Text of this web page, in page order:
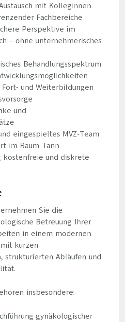
mit Kolleginnen
Fachbereiche
Perspektive im
– ohne unternehmerisches
Behandlungsspektrum
und Weiterbildungen
und
eingespieltes MVZ-Team
im Raum Tann
kostenfreie und diskrete
Sie die
Betreuung Ihrer
in einem modernen
kurzen
strukturierten Abläufen und
insbesondere:
gynäkologischer